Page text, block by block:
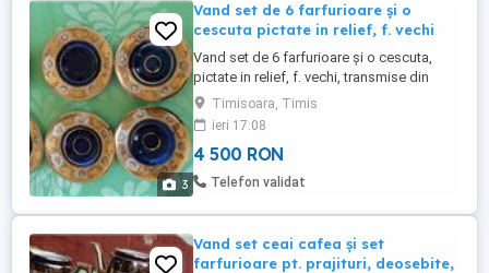
3
Vand set de 6 farfurioare și o
cescuta pictate in relief, f. vechi
Vand set de 6 farfurioare și o cescuta,
pictate in relief, f. vechi, transmise din
generatie in generatie.
Timisoara, Timis
ieri 17:08
4 500 RON
Telefon validat
Vand set ceai cafea și set
farfurioare pt. prajituri, deosebite,